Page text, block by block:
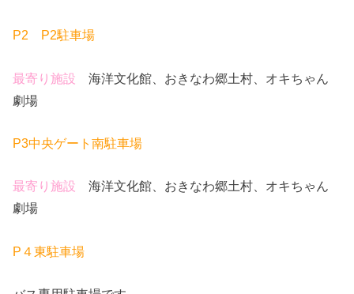
P2 P2駐車場
最寄り施設海洋文化館、おきなわ郷土村、オキちゃん
劇場
P3中央ゲート南駐車場
最寄り施設 海洋文化館、おきなわ郷土村、オキちゃん
劇場
P４東駐車場